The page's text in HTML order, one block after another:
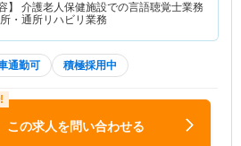
】 介護老人保健施設での言語聴覚士業務
・通所リハビリ業務
通勤可 積極採用中
この求人を問い合わせる